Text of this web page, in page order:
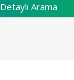
Detaylı Arama